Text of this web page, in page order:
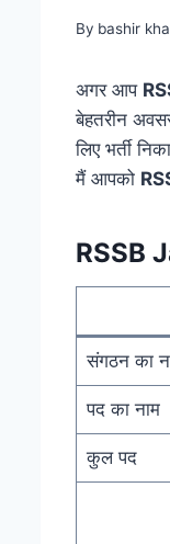
By bashir
अगर आप
बेहतरीन
लिए भर्ती
मैं आपको
RSSB
संगठन का
पद का नाम
कुल पद